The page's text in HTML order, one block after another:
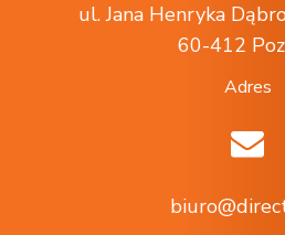
ul. Jana Henryka
60-412
Adres